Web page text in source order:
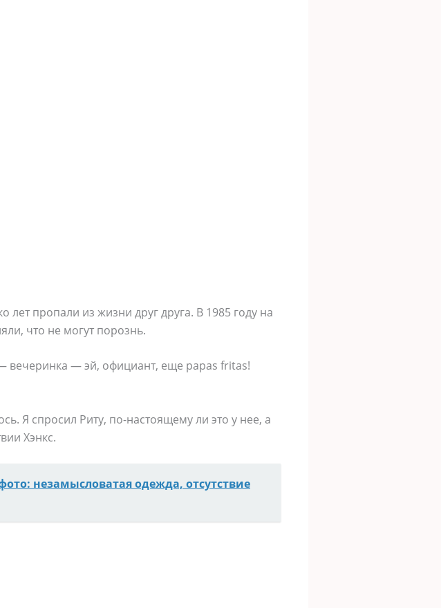
лет пропали из жизни друг друга. В 1985 году на
что не могут порознь.
вечеринка — эй, официант, еще papas fritas!
Я спросил Риту, по-настоящему ли это у нее, а
Хэнкс.
незамысловатая одежда, отсутствие